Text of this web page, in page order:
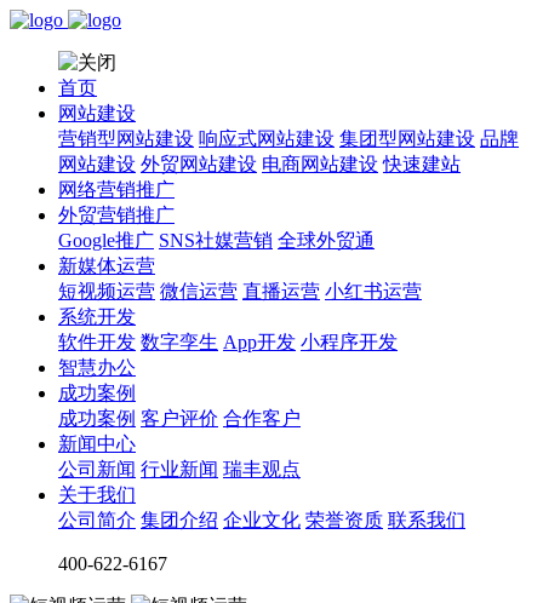
首页
网站建设
营销型网站建设 响应式网站建设 集团型网站建设 品牌
网站建设 外贸网站建设 电商网站建设 快速建站
网络营销推广
外贸营销推广
Google推广 SNS社媒营销 全球外贸通
新媒体运营
短视频运营 微信运营 直播运营 小红书运营
系统开发
软件开发 数字孪生 App开发 小程序开发
智慧办公
成功案例
成功案例 客户评价 合作客户
新闻中心
公司新闻 行业新闻 瑞丰观点
关于我们
公司简介 集团介绍 企业文化 荣誉资质 联系我们
400-622-6167